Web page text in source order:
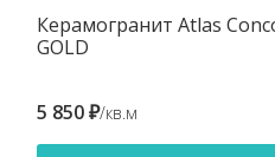
Керамогранит Atlas
GOLD
5 850 ₽/кв.м